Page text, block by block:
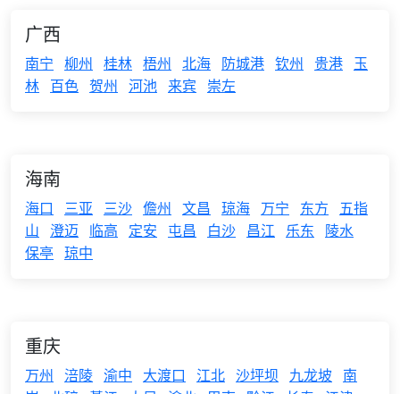
广西
南宁 柳州 桂林 梧州 北海 防城港 钦州 贵港 玉
林 百色 贺州 河池 来宾 崇左
海南
海口 三亚 三沙 儋州 文昌 琼海 万宁 东方
五指
山
澄迈 临高 定安 屯昌 白沙 昌江 乐东
陵水
保亭 琼中
重庆
万州 涪陵 渝中 大渡口 江北 沙坪坝 九龙坡 南